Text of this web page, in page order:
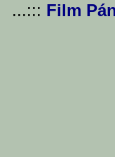
...::: Film